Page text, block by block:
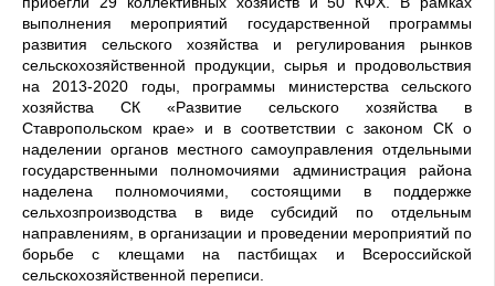
выполнения мероприятий государственной программы
развития сельского хозяйства и регулирования рынков
сельскохозяйственной продукции, сырья и продовольствия
на 2013-2020 годы, программы министерства сельского
хозяйства СК «Развитие сельского хозяйства в
Ставропольском крае» и в соответствии с законом СК о
наделении органов местного самоуправления отдельными
государственными полномочиями администрация района
наделена полномочиями, состоящими в поддержке
сельхозпроизводства в виде субсидий по отдельным
направлениям, в организации и проведении мероприятий по
борьбе с клещами на пастбищах и Всероссийской
сельскохозяйственной переписи.